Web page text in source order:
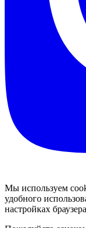
Мы используем
удобного
настройках